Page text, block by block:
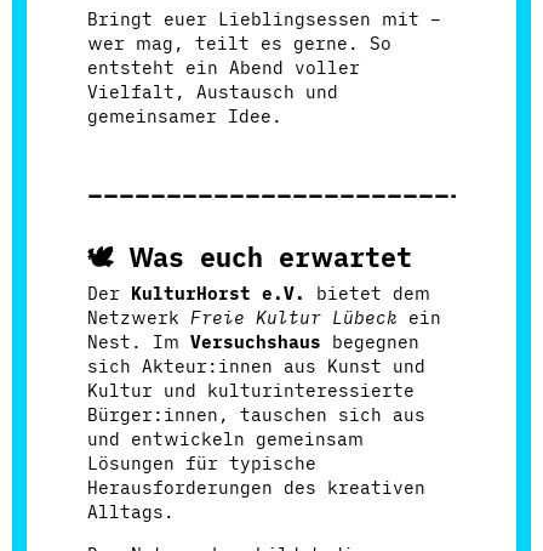
Bringt euer Lieblingsessen mit –
wer mag, teilt es gerne. So
entsteht ein Abend voller
Vielfalt, Austausch und
gemeinsamer Idee.
🕊️ Was euch erwartet
Der KulturHorst e.V.
bietet dem
Netzwerk Freie Kultur Lübeck ein
Nest. Im Versuchshaus begegnen
sich Akteur:innen aus Kunst und
Kultur und kulturinteressierte
Bürger:innen, tauschen sich aus
und entwickeln gemeinsam
Lösungen für typische
Herausforderungen des kreativen
Alltags.